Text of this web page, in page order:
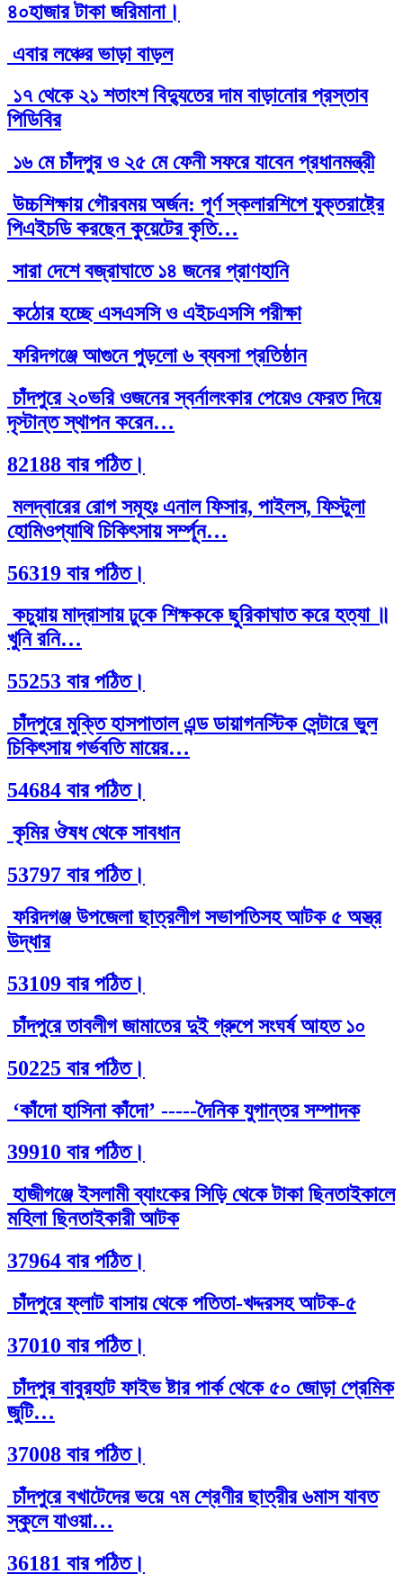
৪০হাজার টাকা জরিমানা।
এবার লঞ্চের ভাড়া বাড়ল
১৭ থেকে ২১ শতাংশ বিদ্যুতের দাম বাড়ানোর প্রস্তাব
পিডিবির
১৬ মে চাঁদপুর ও ২৫ মে ফেনী সফরে যাবেন প্রধানমন্ত্রী
উচ্চশিক্ষায় গৌরবময় অর্জন: পূর্ণ স্কলারশিপে যুক্তরাষ্ট্রে
পিএইচডি করছেন কুয়েটের কৃতি…
সারা দেশে বজ্রাঘাতে ১৪ জনের প্রাণহানি
কঠোর হচ্ছে এসএসসি ও এইচএসসি পরীক্ষা
ফরিদগঞ্জে আগুনে পুড়লো ৬ ব্যবসা প্রতিষ্ঠান
চাঁদপুরে ২০ভরি ওজনের স্বর্নালংকার পেয়েও ফেরত দিয়ে
দৃস্টান্ত স্থাপন করেন…
82188 বার পঠিত।
মলদ্বারের রোগ সমূহঃ এনাল ফিসার, পাইলস, ফিস্টুলা
হোমিওপ্যাথি চিকিৎসায় সর্ম্পূন…
56319 বার পঠিত।
কচুয়ায় মাদ্রাসায় ঢুকে শিক্ষককে ছুরিকাঘাত করে হত্যা ॥
খুনি রনি…
55253 বার পঠিত।
চাঁদপুরে মুক্তি হাসপাতাল এন্ড ডায়াগনস্টিক সেন্টারে ভুল
চিকিৎসায় গর্ভবতি মায়ের…
54684 বার পঠিত।
কৃমির ঔষধ থেকে সাবধান
53797 বার পঠিত।
ফরিদগঞ্জ উপজেলা ছাত্রলীগ সভাপতিসহ আটক ৫ অস্ত্র
উদ্ধার
53109 বার পঠিত।
চাঁদপুরে তাবলীগ জামাতের দুই গ্রুপে সংঘর্ষ আহত ১০
50225 বার পঠিত।
‘কাঁদো হাসিনা কাঁদো’ -----দৈনিক যুগান্তর সম্পাদক
39910 বার পঠিত।
হাজীগঞ্জে ইসলামী ব্যাংকের সিড়ি থেকে টাকা ছিনতাইকালে
মহিলা ছিনতাইকারী আটক
37964 বার পঠিত।
চাঁদপুরে ফ্লাট বাসায় থেকে পতিতা-খদ্দরসহ আটক-৫
37010 বার পঠিত।
চাঁদপুর বাবুরহাট ফাইভ ষ্টার পার্ক থেকে ৫০ জোড়া প্রেমিক
জুটি…
37008 বার পঠিত।
চাঁদপুরে বখাটেদের ভয়ে ৭ম শ্রেণীর ছাত্রীর ৬মাস যাবত
স্কুলে যাওয়া…
36181 বার পঠিত।